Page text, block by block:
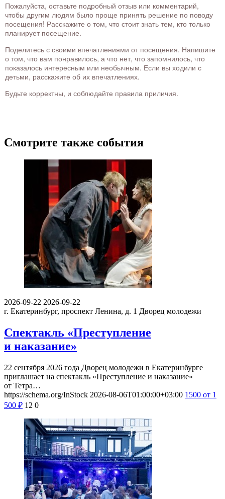
Пожалуйста, оставьте подробный отзыв или комментарий,
чтобы другим людям было проще принять решение по поводу
посещения! Расскажите о том, что стоит знать тем, кто только
планирует посещение.
Поделитесь с своими впечатлениями от посещения. Напишите
о том, что вам понравилось, а что нет, что запомнилось, что
показалось интересным или необычным. Если вы ходили с
детьми, расскажите об их впечатлениях.
Будьте корректны, и соблюдайте правила приличия.
Смотрите также события
2026-09-22 2026-09-22
г. Екатеринбург, проспект Ленина, д. 1 Дворец молодежи
Спектакль «Преступление
и наказание»
22 сентября 2026 года Дворец молодежи в Екатеринбурге
приглашает на спектакль «Преступление и наказание»
от Тетра…
https://schema.org/InStock 2026-08-06T01:00:00+03:00 1500 от 1
500 ₽ 12 0